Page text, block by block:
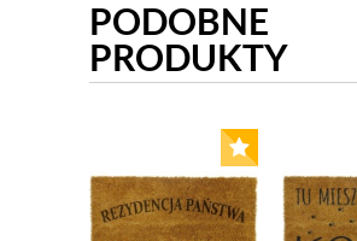
PODOBNE
PRODUKTY